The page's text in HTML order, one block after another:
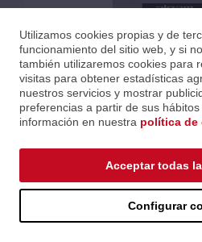
LÍQUIDO DE HUMO DE DENSIDAD
Ref.: LSFFOGMD5L
Código EAN 3700166367326
Precios al iniciar sesión.
Utilizamos cookies propias y de
funcionamiento del sitio web, y si
también utilizaremos cookies para
visitas para obtener estadísticas
nuestros servicios y mostrar
preferencias a partir de sus
información en nuestra política de
Configurar
Acceptar todas